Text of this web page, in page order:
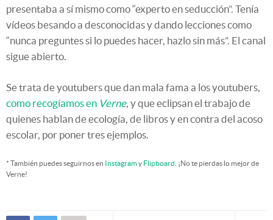
presentaba a sí mismo como “experto en seducción”. Tenía
vídeos besando a desconocidas y dando lecciones como
“nunca preguntes si lo puedes hacer, hazlo sin más”. El canal
sigue abierto.
Se trata de youtubers que dan mala fama a los youtubers,
como recogíamos en Verne, y que eclipsan el trabajo de
quienes hablan de ecología, de libros y en contra del acoso
escolar, por poner tres ejemplos.
* También puedes seguirnos en Instagramy Flipboard . ¡No te pierdas lo mejor de
Verne!